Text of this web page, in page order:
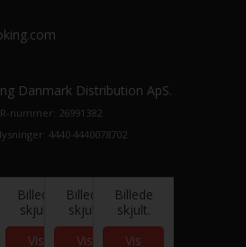
Danmark Distribution ApS.
nummer: 26991382
4440 4440078702
Billede
skjult.
Vis
Billede
skjult.
Vis
Billede
skjult.
Vis